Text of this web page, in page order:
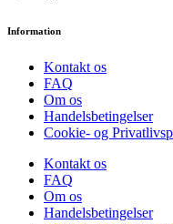
Information
Kontakt os
FAQ
Om os
Handelsbetingelser
Cookie- og
Kontakt os
FAQ
Om os
Handelsbetingelser